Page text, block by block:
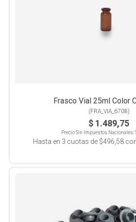
Frasco Vial 25ml Color
(FRA_VIA_6708)
$ 1.489,75
Precio Sin Impuestos Nacionales:
Hasta en 3 cuotas de $496,58